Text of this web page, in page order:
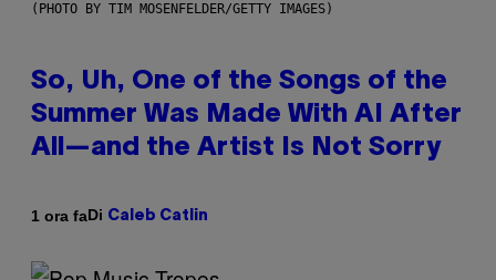
(PHOTO BY TIM MOSENFELDER/GETTY IMAGES)
So, Uh, One of the Songs of the
Summer Was Made With AI After
All—and the Artist Is Not Sorry
1 ora faDi Caleb Catlin